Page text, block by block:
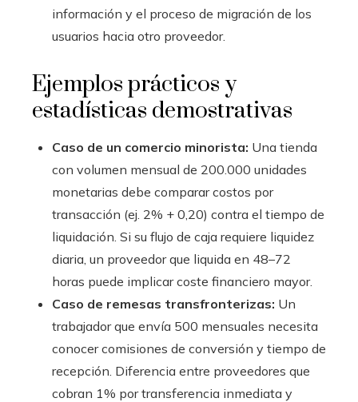
información y el proceso de migración de los
usuarios hacia otro proveedor.
Ejemplos prácticos y
estadísticas demostrativas
Caso de un comercio minorista: Una tienda
con volumen mensual de 200.000 unidades
monetarias debe comparar costos por
transacción (ej. 2% + 0,20) contra el tiempo de
liquidación. Si su flujo de caja requiere liquidez
diaria, un proveedor que liquida en 48–72
horas puede implicar coste financiero mayor.
Caso de remesas transfronterizas: Un
trabajador que envía 500 mensuales necesita
conocer comisiones de conversión y tiempo de
recepción. Diferencia entre proveedores que
cobran 1% por transferencia inmediata y